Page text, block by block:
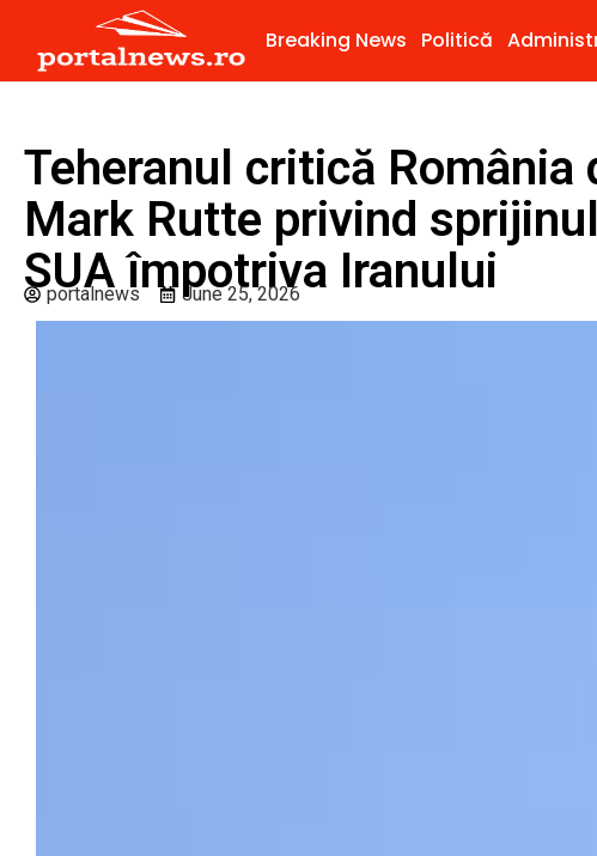
Breaking News Politică
Teheranul critică
Mark Rutte privind
SUA împotriva Iranului
portalnews June 25, 2026